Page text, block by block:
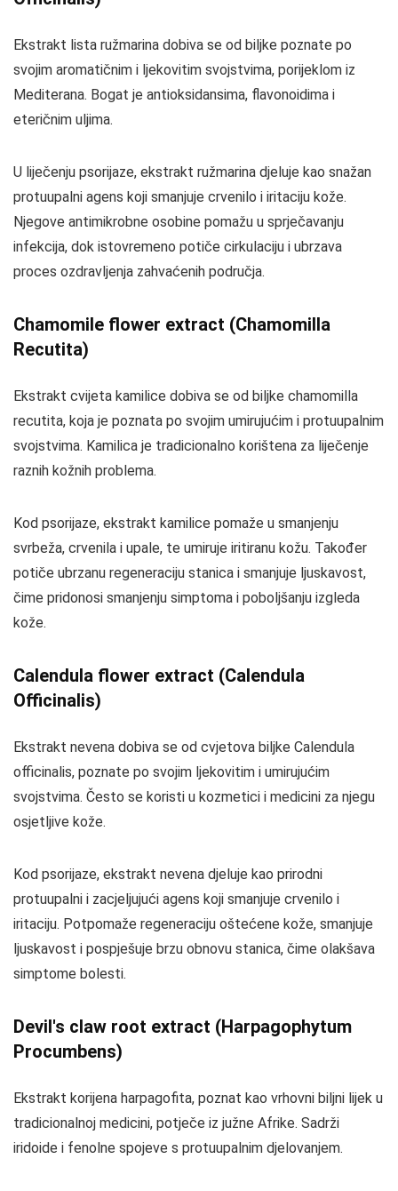
Ekstrakt lista ružmarina dobiva se od biljke poznate po
svojim aromatičnim i ljekovitim svojstvima, porijeklom iz
Mediterana. Bogat je antioksidansima, flavonoidima i
eteričnim uljima.
U liječenju psorijaze, ekstrakt ružmarina djeluje kao snažan
protuupalni agens koji smanjuje crvenilo i iritaciju kože.
Njegove antimikrobne osobine pomažu u sprječavanju
infekcija, dok istovremeno potiče cirkulaciju i ubrzava
proces ozdravljenja zahvaćenih područja.
Chamomile flower extract (Chamomilla
Recutita)
Ekstrakt cvijeta kamilice dobiva se od biljke chamomilla
recutita, koja je poznata po svojim umirujućim i protuupalnim
svojstvima. Kamilica je tradicionalno korištena za liječenje
raznih kožnih problema.
Kod psorijaze, ekstrakt kamilice pomaže u smanjenju
svrbeža, crvenila i upale, te umiruje iritiranu kožu. Također
potiče ubrzanu regeneraciju stanica i smanjuje ljuskavost,
čime pridonosi smanjenju simptoma i poboljšanju izgleda
kože.
Calendula flower extract (Calendula
Officinalis)
Ekstrakt nevena dobiva se od cvjetova biljke Calendula
officinalis, poznate po svojim ljekovitim i umirujućim
svojstvima. Često se koristi u kozmetici i medicini za njegu
osjetljive kože.
Kod psorijaze, ekstrakt nevena djeluje kao prirodni
protuupalni i zacjeljujući agens koji smanjuje crvenilo i
iritaciju. Potpomaže regeneraciju oštećene kože, smanjuje
ljuskavost i pospješuje brzu obnovu stanica, čime olakšava
simptome bolesti.
Devil's claw root extract (Harpagophytum
Procumbens)
Ekstrakt korijena harpagofita, poznat kao vrhovni biljni lijek u
tradicionalnoj medicini, potječe iz južne Afrike. Sadrži
iridoide i fenolne spojeve s protuupalnim djelovanjem.